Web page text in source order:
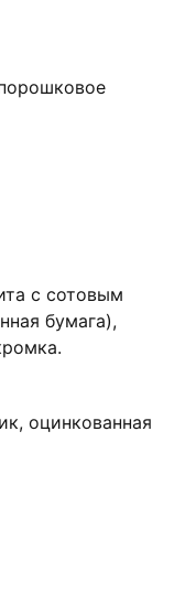
с сотовым
бумага),
оцинкованная